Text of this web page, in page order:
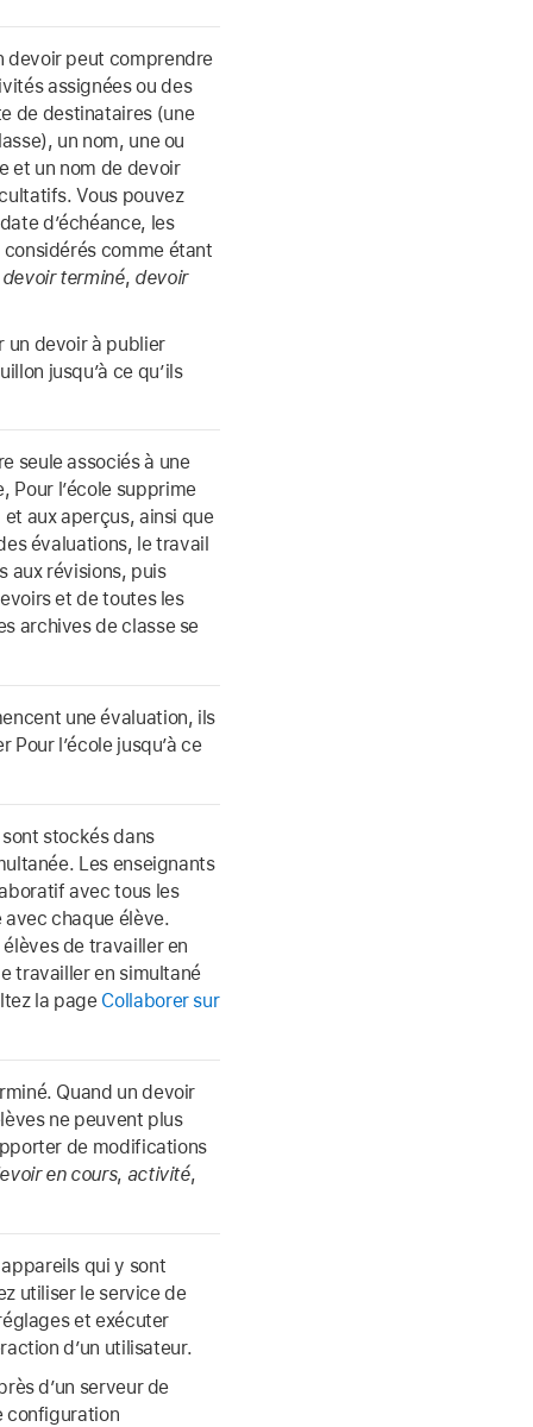
devoir peut comprendre
assignées ou des
de destinataires (une
un nom, une ou
et un nom de devoir
Vous pouvez
d’échéance, les
comme étant
devoir terminé, devoir
un devoir à publier
jusqu’à ce qu’ils
seule associés à une
Pour l’école supprime
aux aperçus, ainsi que
évaluations, le travail
aux révisions, puis
et de toutes les
archives de classe se
une évaluation, ils
l’école jusqu’à ce
stockés dans
Les enseignants
avec tous les
avec chaque élève.
de travailler en
travailler en simultané
la page Collaborer sur
Quand un devoir
ne peuvent plus
de modifications
en cours, activité,
qui y sont
utiliser le service de
et exécuter
d’un utilisateur.
d’un serveur de
configuration